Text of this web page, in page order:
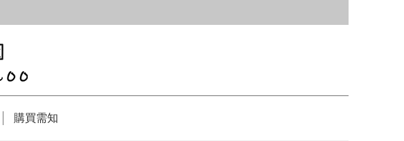
購買需知